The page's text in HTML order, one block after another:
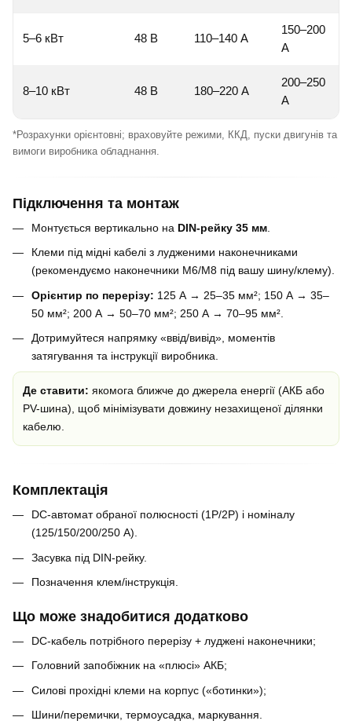
5–6 кВт 48 В 110–140 А
150–200
А
8–10 кВт 48 В 180–220 А
200–250
А
*Розрахунки орієнтовні; враховуйте режими, ККД, пуски двигунів та
вимоги виробника обладнання.
Підключення та монтаж
Монтується вертикально на DIN-рейку 35 мм
Клеми під мідні кабелі з лудженими наконечниками
(рекомендуємо наконечники М6/М8 під вашу шину/клему).
Орієнтир по перерізу: 125 А → 25–35 мм²; 150 А → 35–
50 мм²; 200 А → 50–70 мм²; 250 А → 70–95 мм².
Дотримуйтеся напрямку «ввід/вивід», моментів
затягування та інструкції виробника.
Де ставити: якомога ближче до джерела енергії (АКБ або
PV-шина), щоб мінімізувати довжину незахищеної ділянки
кабелю.
Комплектація
DC-автомат обраної полюсності (1P/2P) і номіналу
(125/150/200/250 А).
Засувка під DIN-рейку.
Позначення клем/інструкція.
Що може знадобитися додатково
DC-кабель потрібного перерізу + луджені наконечники;
Головний запобіжник на «плюсі» АКБ;
Силові прохідні клеми на корпус («ботинки»);
Шини/перемички, термоусадка, маркування.